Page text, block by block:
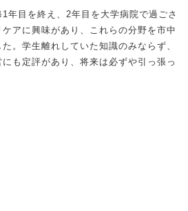
年目を終え、2年目を大学病院で過ごさ
アに興味があり、これらの分野を市中
。学生離れしていた知識のみならず、
も定評があり、将来は必ずや引っ張っ